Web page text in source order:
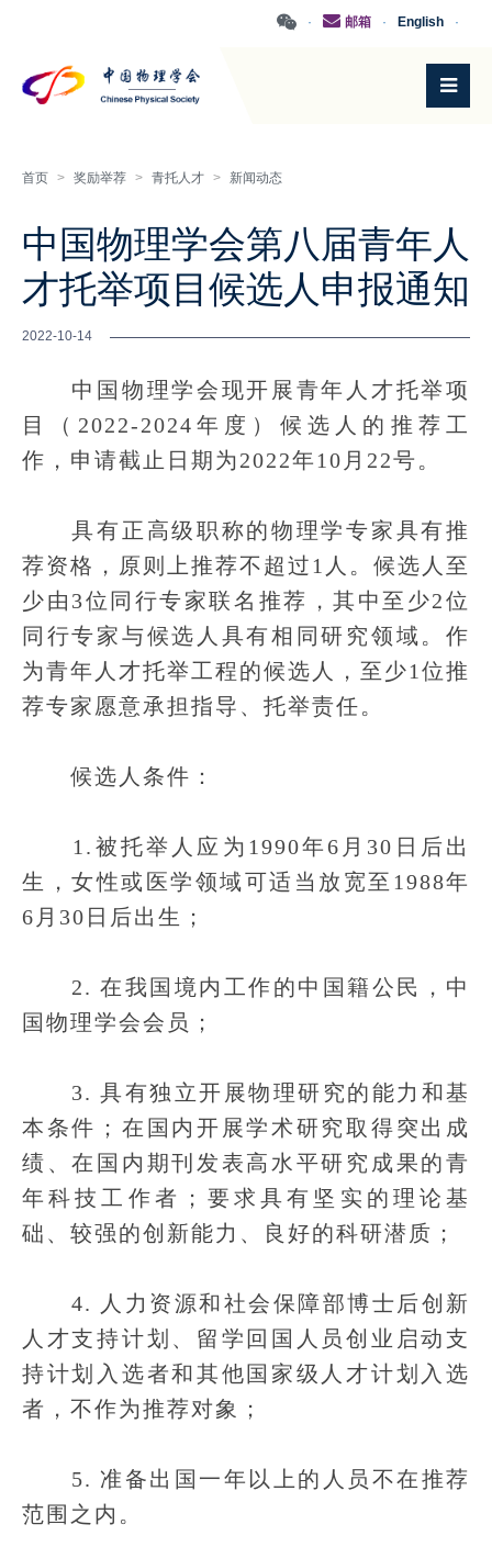
·
English
·
邮箱
·
首页 > 奖励举荐 > 青托人才 > 新闻动态
中国物理学会第八届青年人
才托举项目候选人申报通知
2022-10-14
中国物理学会现开展青年人才托举项
目（2022-2024年度）候选人的推荐工
作，申请截止日期为2022年10月22号。
具有正高级职称的物理学专家具有推
荐资格，原则上推荐不超过1人。候选人至
少由3位同行专家联名推荐，其中至少2位
同行专家与候选人具有相同研究领域。作
为青年人才托举工程的候选人，至少1位推
荐专家愿意承担指导、托举责任。
候选人条件：
1.被托举人应为1990年6月30日后出
生，女性或医学领域可适当放宽至1988年
6月30日后出生；
2. 在我国境内工作的中国籍公民，中
国物理学会会员；
3. 具有独立开展物理研究的能力和基
本条件；在国内开展学术研究取得突出成
绩、在国内期刊发表高水平研究成果的青
年科技工作者；要求具有坚实的理论基
础、较强的创新能力、良好的科研潜质；
4. 人力资源和社会保障部博士后创新
人才支持计划、留学回国人员创业启动支
持计划入选者和其他国家级人才计划入选
者，不作为推荐对象；
5. 准备出国一年以上的人员不在推荐
范围之内。